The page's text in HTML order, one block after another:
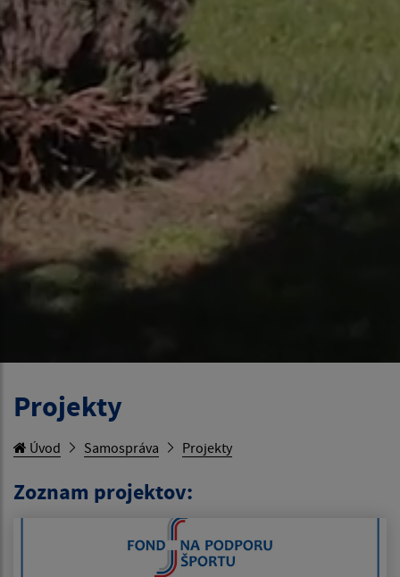
Projekty
Úvod Samospráva Projekty
Zoznam projektov: